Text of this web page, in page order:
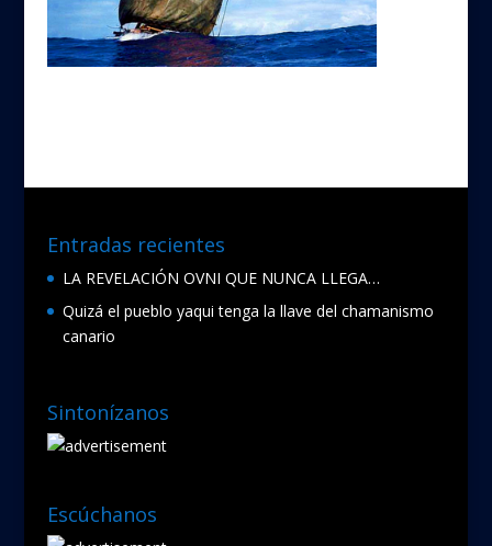
Entradas recientes
LA REVELACIÓN OVNI QUE NUNCA LLEGA…
Quizá el pueblo yaqui tenga la llave del chamanismo
canario
Sintonízanos
Escúchanos